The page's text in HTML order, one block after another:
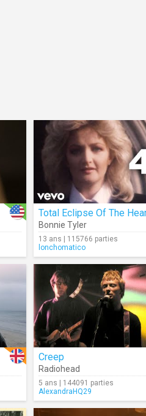
Total Eclipse Of The
Bonnie Tyler
13 ans | 115766 parties
lonchomatico
Creep
Radiohead
5 ans | 144091 parties
AlexandraHQ29